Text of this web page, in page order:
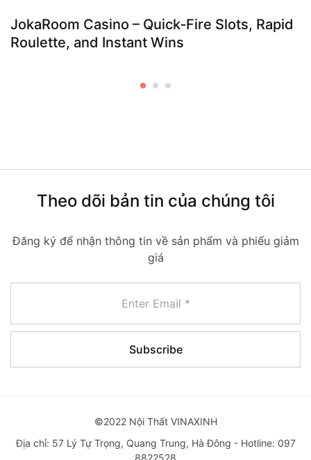
JokaRoom Casino – Quick‑Fire Slots, Rapid
Roulette, and Instant Wins
Theo dõi bản tin của chúng tôi
Đăng ký để nhận thông tin về sản phẩm và phiếu giảm
giá
©2022 Nội Thất VINAXINH
Địa chỉ: 57 Lý Tự Trọng, Quang Trung, Hà Đông - Hotline: 097
8822528